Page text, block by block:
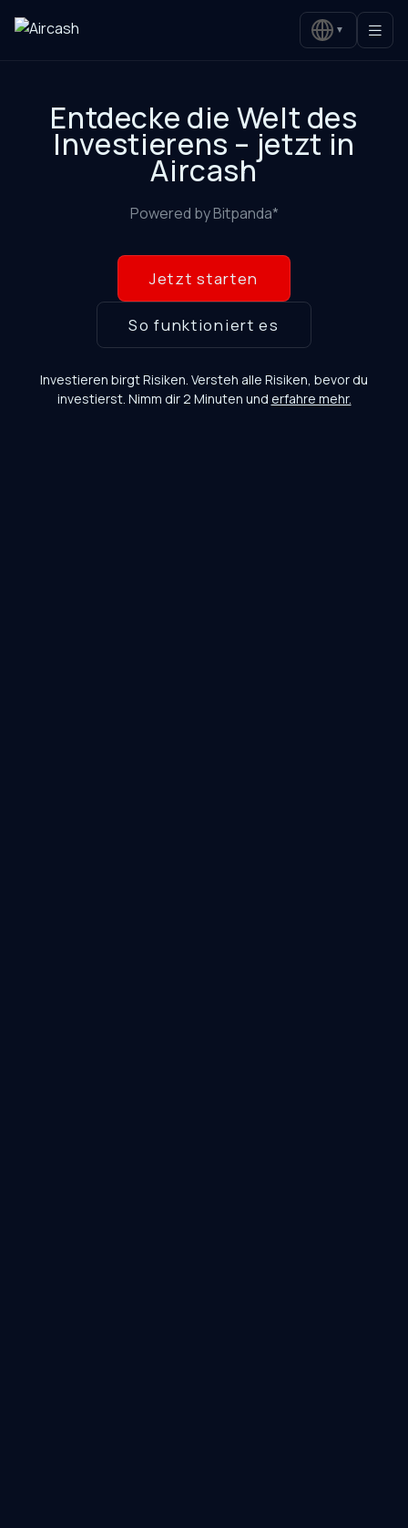
▼
Entdecke die Welt des
Investierens – jetzt in
Aircash
Powered by Bitpanda*
Jetzt starten
So funktioniert es
Investieren birgt Risiken. Versteh alle Risiken, bevor du
investierst. Nimm dir 2 Minuten und erfahre mehr.